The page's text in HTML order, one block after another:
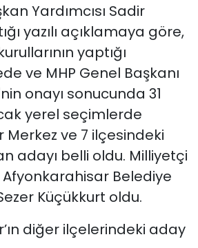
Yardımcısı Sadir
yazılı açıklamaya göre,
yaptığı
ve MHP Genel Başkanı
onayı sonucunda 31
yerel seçimlerde
ve 7 ilçesindeki
adayı belli oldu. Milliyetçi
Belediye
Küçükkurt oldu.
diğer ilçelerindeki aday